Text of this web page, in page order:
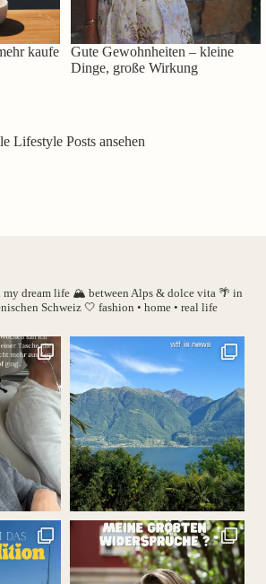
kaufe
Gute Gewohnheiten – kleine
Dinge, große Wirkung
Lifestyle Posts ansehen
my dream life 🏔️ between Alps & dolce vita 🌴 in
Schweiz 🤍 fashion • home • real life